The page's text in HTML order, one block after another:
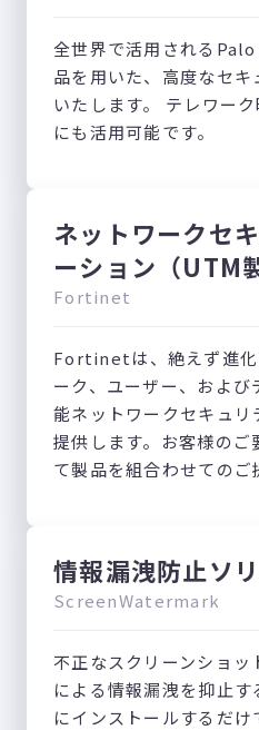
全世界で活用される
品を用いた、高度なセ
いたします。 テレワー
にも活用可能です。
ネットワークセ
ーション（UTM
Fortinet
Fortinetは、絶えず進化
ーク、ユーザー、およ
能ネットワークセキュリ
提供します。お客様のご
て製品を組合わせてのご
情報漏洩防止ソ
ScreenWatermark
不正なスクリーンショッ
による情報漏洩を抑止
にインストールするだ